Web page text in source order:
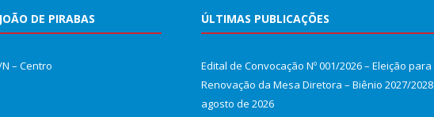
DE PIRABAS
– Centro
ÚLTIMAS PUBLICAÇÕES
Edital de Convocação Nº 001/2026 – Eleição para
Renovação da Mesa Diretora – Biênio 2027/2028
agosto de 2026